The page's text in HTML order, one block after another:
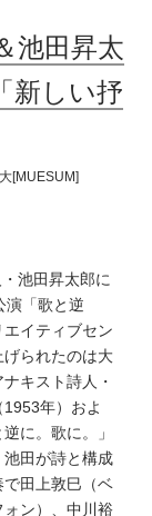
池田昇太
新しい抒
[MUESUM]
池田昇太郎に
演「歌と逆
イティブセン
られたのは大
キスト詩人・
年）およ
に。歌に。」
田が詩と構成
田上敦巳（ベ
ン）、中川裕